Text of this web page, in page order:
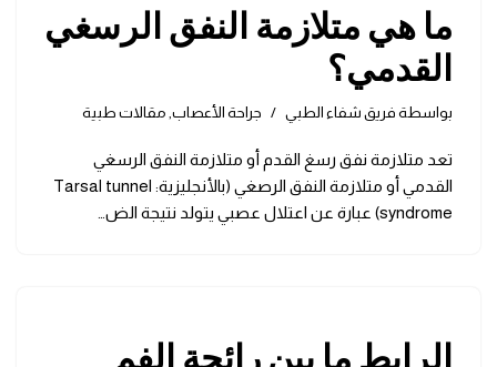
ما هي متلازمة النفق الرسغي
القدمي؟
بواسطة فريق شفاء الطبي جراحة الأعصاب, مقالات طبية
تعد متلازمة نفق رسغ القدم أو متلازمة النفق الرسغي
القدمي أو متلازمة النفق الرصغي (بالأنجليزية: Tarsal tunnel
syndrome) عبارة عن اعتلال عصبي يتولد نتيجة الض…